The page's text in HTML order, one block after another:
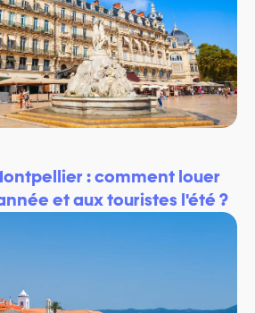
: comment louer
et aux touristes l'été ?